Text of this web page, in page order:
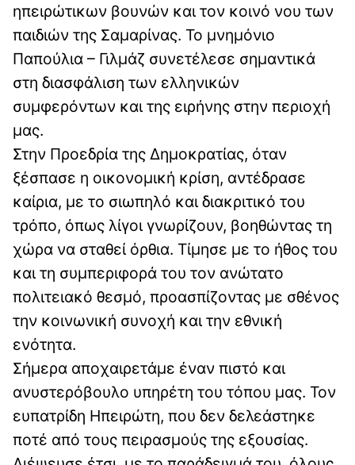
ηπειρώτικων βουνών και τον κοινό νου των
παιδιών της Σαμαρίνας. Το μνημόνιο
Παπούλια – Γιλμάζ συνετέλεσε σημαντικά
στη διασφάλιση των ελληνικών
συμφερόντων και της ειρήνης στην περιοχή
μας.
Στην Προεδρία της Δημοκρατίας, όταν
ξέσπασε η οικονομική κρίση, αντέδρασε
καίρια, με το σιωπηλό και διακριτικό του
τρόπο, όπως λίγοι γνωρίζουν, βοηθώντας τη
χώρα να σταθεί όρθια. Τίμησε με το ήθος του
και τη συμπεριφορά του τον ανώτατο
πολιτειακό θεσμό, προασπίζοντας με σθένος
την κοινωνική συνοχή και την εθνική
ενότητα.
Σήμερα αποχαιρετάμε έναν πιστό και
ανυστερόβουλο υπηρέτη του τόπου μας. Τον
ευπατρίδη Ηπειρώτη, που δεν δελεάστηκε
ποτέ από τους πειρασμούς της εξουσίας.